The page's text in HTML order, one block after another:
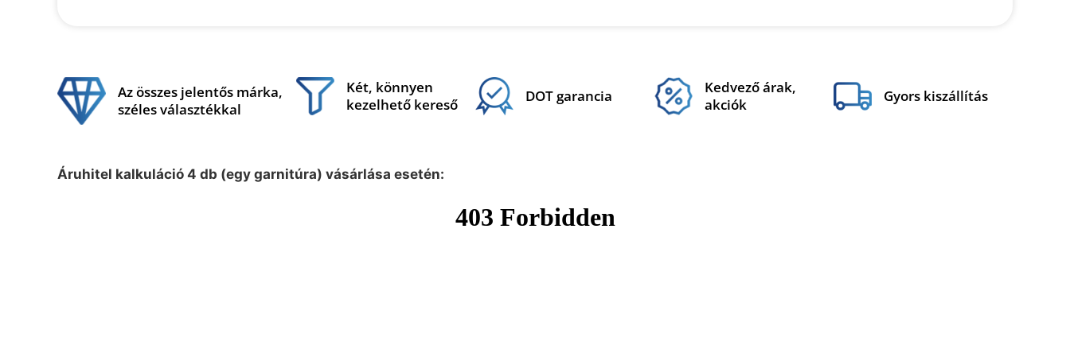
Az összes jelentős márka,
széles választékkal
Két, könnyen
kezelhető kereső
DOT garancia
Kedvező árak,
akciók
Gyors kiszállítás
Áruhitel kalkuláció 4 db (egy garnitúra) vásárlása esetén: